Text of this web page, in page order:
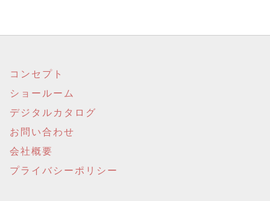
コンセプト
ショールーム
デジタルカタログ
お問い合わせ
会社概要
プライバシーポリシー